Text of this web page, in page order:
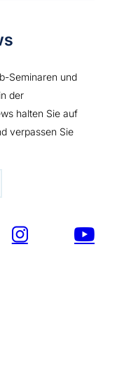
Seminaren und
der
halten Sie auf
verpassen Sie